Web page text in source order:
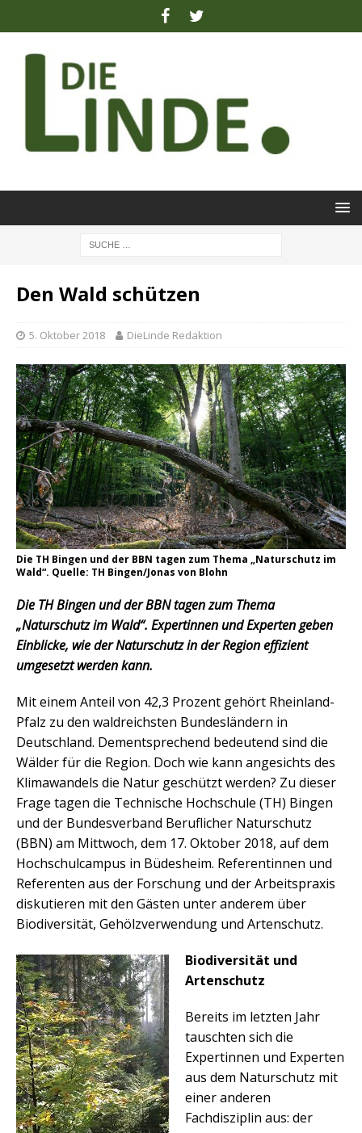
Den Wald schützen
5. Oktober 2018 DieLinde Redaktion
Die TH Bingen und der BBN tagen zum Thema „Naturschutz im
Wald“. Quelle: TH Bingen/Jonas von Blohn
Die TH Bingen und der BBN tagen zum Thema
„Naturschutz im Wald“. Expertinnen und Experten geben
Einblicke, wie der Naturschutz in der Region effizient
umgesetzt werden kann.
Mit einem Anteil von 42,3 Prozent gehört Rheinland-
Pfalz zu den waldreichsten Bundesländern in
Deutschland. Dementsprechend bedeutend sind die
Wälder für die Region. Doch wie kann angesichts des
Klimawandels die Natur geschützt werden? Zu dieser
Frage tagen die Technische Hochschule (TH) Bingen
und der Bundesverband Beruflicher Naturschutz
(BBN) am Mittwoch, dem 17. Oktober 2018, auf dem
Hochschulcampus in Büdesheim. Referentinnen und
Referenten aus der Forschung und der Arbeitspraxis
diskutieren mit den Gästen unter anderem über
Biodiversität, Gehölzverwendung und Artenschutz.
Biodiversität und
Artenschutz
Bereits im letzten Jahr
tauschten sich die
Expertinnen und Experten
aus dem Naturschutz mit
einer anderen
Fachdisziplin aus: der